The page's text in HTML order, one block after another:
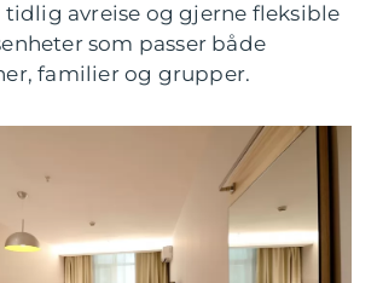
avreise og gjerne fleksible
som passer både
familier og grupper.